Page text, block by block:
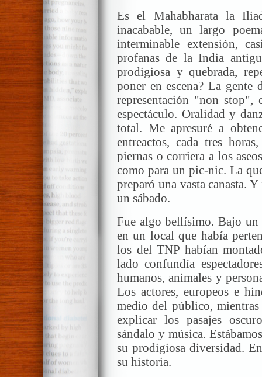
Es el Mahabharata la
inacabable, un largo
interminable extensión,
profanas de la India
prodigiosa y quebrada,
poner en escena? La
representación "non stop",
espectáculo. Oralidad y
total. Me apresuré a
entreactos, cada tres
piernas o corriera a los
como para un pic-nic. La
preparó una vasta canasta.
un sábado.
Fue algo bellísimo. Bajo un
en un local que había
los del TNP habían
lado confundía
humanos, animales y
Los actores, europeos e
medio del público,
explicar los pasajes
sándalo y música.
su prodigiosa diversidad.
su historia.